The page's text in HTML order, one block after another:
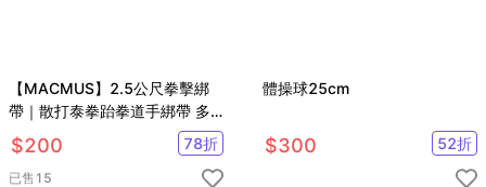
【MACMUS】2.5公尺拳擊綁
帶｜散打泰拳跆拳道手綁帶 多
色可選拳擊訓練綁帶 腳踝綁帶
彈性手綁帶
$200 78折
已售 15
體操球25cm
$300 52折